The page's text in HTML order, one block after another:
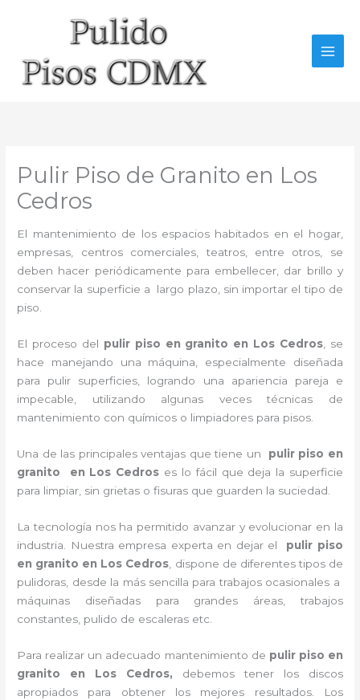
Pulir Piso de Granito en Los
Cedros
El mantenimiento de los espacios habitados en el hogar,
empresas, centros comerciales, teatros, entre otros, se
deben hacer periódicamente para embellecer, dar brillo y
conservar la superficie a largo plazo, sin importar el tipo de
piso.
El proceso del pulir piso en granito en Los Cedros , se
hace manejando una máquina, especialmente diseñada
para pulir superficies, logrando una apariencia pareja e
impecable, utilizando algunas veces técnicas de
mantenimiento con químicos o limpiadores para pisos.
Una de las principales ventajas que tiene un pulir piso en
granito
en Los Cedros es lo fácil que deja la superficie
para limpiar, sin grietas o fisuras que guarden la suciedad.
La tecnología nos ha permitido avanzar y evolucionar en la
industria. Nuestra empresa experta en dejar el pulir piso
en granito en Los Cedros , dispone de diferentes tipos de
pulidoras, desde la más sencilla para trabajos ocasionales a
máquinas diseñadas para grandes áreas, trabajos
constantes, pulido de escaleras etc.
Para realizar un adecuado mantenimiento de pulir piso en
granito en Los Cedros, debemos tener los discos
apropiados para obtener los mejores resultados. Los